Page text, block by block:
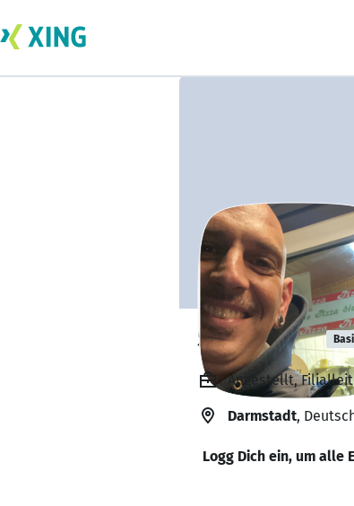
Sascha Bill
Angestellt,
Darmstadt,
Logg Dich ein, um alle